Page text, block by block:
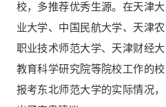
校，多推荐优秀生源。在天津
业大学、中国民航大学、天津
职业技术师范大学、天津财经
教育科学研究院等院校工作的
报考东北师范大学的实际情况